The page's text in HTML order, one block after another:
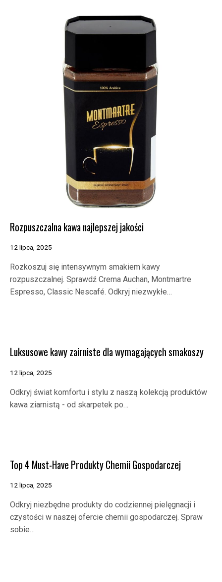
Rozpuszczalna kawa najlepszej jakości
12 lipca, 2025
Rozkoszuj się intensywnym smakiem kawy
rozpuszczalnej. Sprawdź Crema Auchan, Montmartre
Espresso, Classic Nescafé. Odkryj niezwykłe…
Luksusowe kawy zairniste dla wymagających smakoszy
12 lipca, 2025
Odkryj świat komfortu i stylu z naszą kolekcją produktów
kawa ziarnistą - od skarpetek po…
Top 4 Must-Have Produkty Chemii Gospodarczej
12 lipca, 2025
Odkryj niezbędne produkty do codziennej pielęgnacji i
czystości w naszej ofercie chemii gospodarczej. Spraw
sobie…